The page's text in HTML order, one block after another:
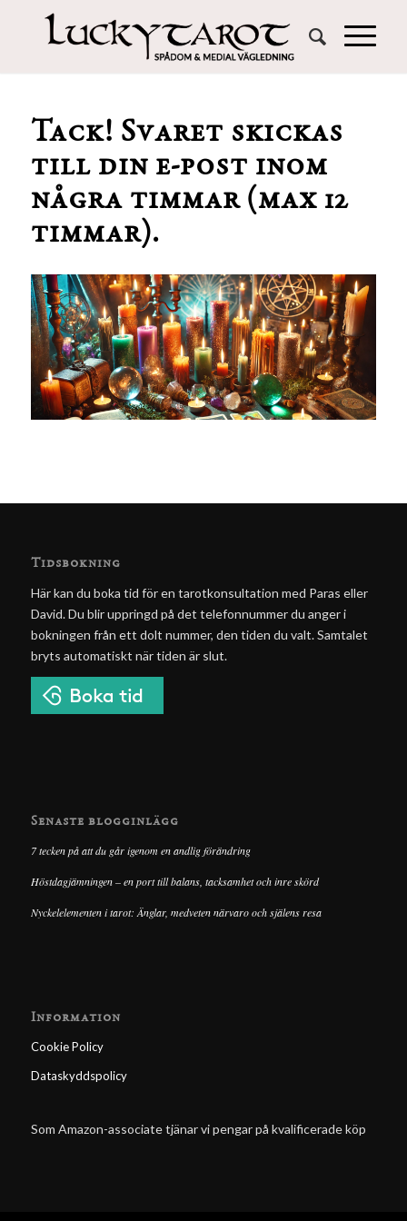
Tack! Svaret skickas
till din e-post inom
några timmar (max 12
timmar).
Tidsbokning
Här kan du boka tid för en tarotkonsultation med Paras eller
David. Du blir uppringd på det telefonnummer du anger i
bokningen från ett dolt nummer, den tiden du valt. Samtalet
bryts automatiskt när tiden är slut.
Senaste blogginlägg
7 tecken på att du går igenom en andlig förändring
Höstdagjämningen – en port till balans, tacksamhet och inre skörd
Nyckelelementen i tarot: Änglar, medveten närvaro och själens resa
Information
Cookie Policy
Dataskyddspolicy
Som Amazon-associate tjänar vi pengar på kvalificerade köp